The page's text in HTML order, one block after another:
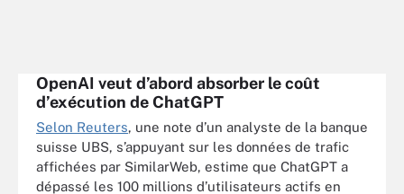
OpenAI veut d’abord absorber le coût
d’exécution de ChatGPT
Selon Reuters, une note d’un analyste de la banque
suisse UBS, s’appuyant sur les données de trafic
affichées par SimilarWeb, estime que ChatGPT a
dépassé les 100 millions d’utilisateurs actifs en